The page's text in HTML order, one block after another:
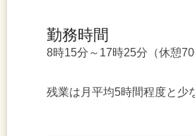
勤務時間
8時15分～17時25分（休憩70
残業は月平均5時間程度と少